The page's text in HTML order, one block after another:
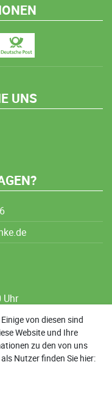
UNS
Uhr
Uhr
Uhr
von diesen sind
Website und Ihre
zu den von uns
Nutzer finden Sie hier: